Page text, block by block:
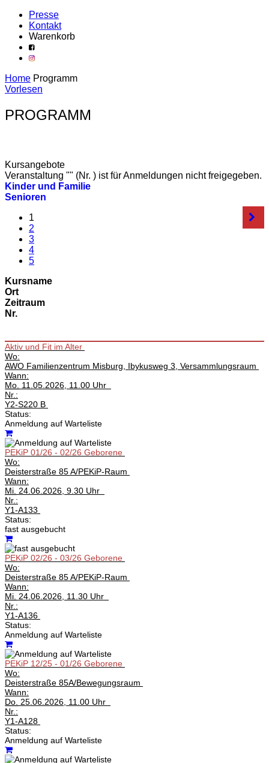
Presse
Kontakt
Warenkorb
Home Programm
Vorlesen
PROGRAMM
Kursangebote
Veranstaltung "" (Nr. ) ist für Anmeldungen nicht freigegeben.
Kinder und Familie
Senioren
1
2
3
4
5
Kursname
Ort
Zeitraum
Nr.
Aktiv und Fit im Alter
Wo:
AWO Familienzentrum Misburg, Ibykusweg 3, Versammlungsraum
Wann:
Mo. 11.05.2026, 11.00 Uhr
Nr.:
Y2-S220 B
Status:
Anmeldung auf Warteliste
PEKiP 01/26 - 02/26 Geborene
Wo:
Deisterstraße 85 A/PEKiP-Raum
Wann:
Mi. 24.06.2026, 9.30 Uhr
Nr.:
Y1-A133
Status:
fast ausgebucht
PEKiP 02/26 - 03/26 Geborene
Wo:
Deisterstraße 85 A/PEKiP-Raum
Wann:
Mi. 24.06.2026, 11.30 Uhr
Nr.:
Y1-A136
Status:
Anmeldung auf Warteliste
PEKiP 12/25 - 01/26 Geborene
Wo:
Deisterstraße 85A/Bewegungsraum
Wann:
Do. 25.06.2026, 11.00 Uhr
Nr.:
Y1-A128
Status:
Anmeldung auf Warteliste